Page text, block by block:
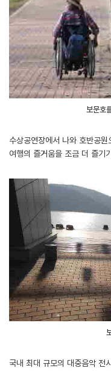
보문호
수상공연장에서 나와 호반공
여행의 즐거움을 조금 더 즐기
국내 최대 규모의 대중음악 전